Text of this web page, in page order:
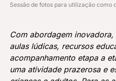
Sessão de fotos para utilização como
Com abordagem
aulas lúdicas, recursos
acompanhamento etapa a
uma atividade prazerosa e